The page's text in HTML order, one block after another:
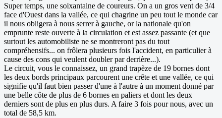
Super temps, une soixantaine de coureurs. On a un gros vent de 3/4
face d'Ouest dans la vallée, ce qui chagrine un peu tout le monde car
il nous obligera à nous serrer à gauche, or la nationale qu'on
emprunte reste ouverte à la circulation et est assez passante (et que
surtout les automobiliste ne se montreront pas du tout
compréhensifs... on frôlera plusieurs fois l'accident, en particulier à
cause des cons qui veulent doubler par derrière...).
Le circuit, vous le connaissez, un grand trapèze de 19 bornes dont
les deux bords principaux parcourent une crête et une vallée, ce qui
signifie qu'il faut bien passer d'une à l'autre à un moment donné par
une belle côte de plus de 6 bornes en paliers et dont les deux
derniers sont de plus en plus durs. A faire 3 fois pour nous, avec un
total de 58,5 km.